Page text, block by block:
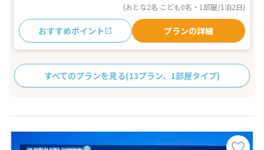
(おとな2名 こども0名・1部屋/1泊2日)
おすすめポイント プランの詳細
すべてのプランを見る(13プラン、1部屋タイプ)